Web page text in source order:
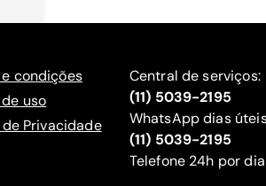
condições
uso
Privacidade
Central de serviços:
(11) 5039-2195
WhatsApp dias
(11) 5039-2195
‍Telefone 24h por dia